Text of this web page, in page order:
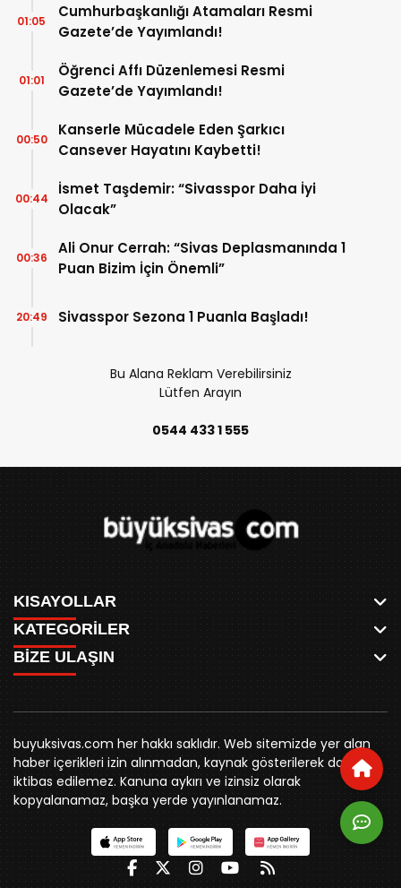
Cumhurbaşkanlığı Atamaları Resmi
Gazete’de Yayımlandı!
01:05
Öğrenci Affı Düzenlemesi Resmi
Gazete’de Yayımlandı!
01:01
Kanserle Mücadele Eden Şarkıcı
Cansever Hayatını Kaybetti!
00:50
İsmet Taşdemir: “Sivasspor Daha İyi
Olacak”
00:44
Ali Onur Cerrah: “Sivas Deplasmanında 1
Puan Bizim İçin Önemli”
00:36
Sivasspor Sezona 1 Puanla Başladı!
20:49
Bu Alana Reklam Verebilirsiniz
Lütfen Arayın
0544 433 1 555
KISAYOLLAR
ANASAYFA
AKSU CANLI
MEYDAN CANLI
MEDRESELER CANLI
MERAKÜM CANLI
YUKARI TEKKE CANLI
KURUMSAL KİMLİK
REKLAM FİYATLARI
BİZE ULAŞIN
KÜNYE
RESMİ İLANLAR
KATEGORİLER
WHATSAPP
SPOR
SİYASET
BELEDİYE
SİVAS VALİLİĞİ
ÜNİVERSİTE
KURUMLAR
STK
YORUM
İLÇELER
GENEL
İÇ ANADOLU
BİZE ULAŞIN
0346 221 00 60
buyuksivashaber@gmail.com
Örtülüpınar Mah. İnönü Bulvarı Özkahya Apt. Kat:3 D:7
Sivas
buyuksivas.com her hakkı saklıdır. Web sitemizde yer alan
haber içerikleri izin alınmadan, kaynak gösterilerek dahi
iktibas edilemez. Kanuna aykırı ve izinsiz olarak
kopyalanamaz, başka yerde yayınlanamaz.